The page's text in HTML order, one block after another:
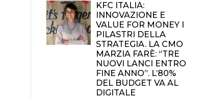
KFC ITALIA:
INNOVAZIONE E
VALUE FOR MONEY I
PILASTRI DELLA
STRATEGIA. LA CMO
MARZIA FARÈ: “TRE
NUOVI LANCI ENTRO
FINE ANNO”. L’80%
DEL BUDGET VA AL
DIGITALE